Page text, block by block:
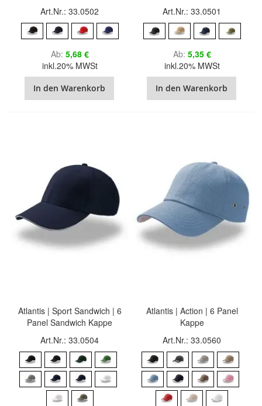
Art.Nr.: 33.0502
Ab 5,68 €
inkl.20% MWSt
In den Warenkorb
Art.Nr.: 33.0501
Ab 5,35 €
inkl.20% MWSt
In den Warenkorb
Atlantis | Sport Sandwich | 6
Panel Sandwich Kappe
Art.Nr.: 33.0504
Atlantis | Action | 6 Panel
Kappe
Art.Nr.: 33.0560